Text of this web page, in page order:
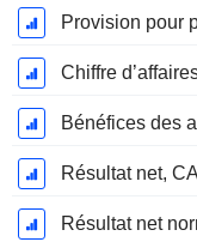
Provision pour
Chiffre
Résultat net,
Résultat net